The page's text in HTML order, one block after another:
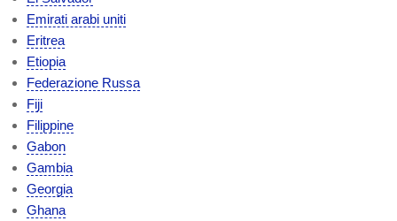
Emirati arabi uniti
Eritrea
Etiopia
Federazione Russa
Fiji
Filippine
Gabon
Gambia
Georgia
Ghana